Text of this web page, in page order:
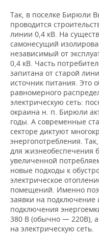
Так, в поселке Бирюли
проводится
линии 0,4 кВ. На
самонесущий
независимый от
0,4 кВ. Часть
запитана от старой
источник питания. Это
равномерного
электрическую сеть:
окраина н. п. Бирюли
годы. А современные
секторе диктуют
энергопотребления.
для жизнеобеспечения
увеличенной
новые подходы к
электрическое
помещений. Именно
заявки на подключение
подключения
380 В (обычно — 220В),
на электрическую сеть.